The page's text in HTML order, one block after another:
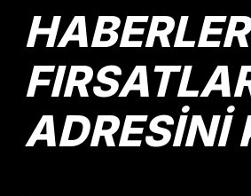
Ürün fiyatı diğer sitelerden daha
Bu ürüne benzer farklı alternatifler
ADRESİNİ